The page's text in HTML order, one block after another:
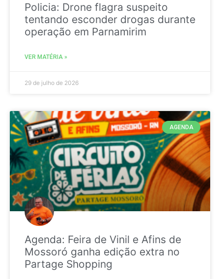
Policia: Drone flagra suspeito
tentando esconder drogas durante
operação em Parnamirim
VER MATÉRIA »
29 de julho de 2026
AGENDA
Agenda: Feira de Vinil e Afins de
Mossoró ganha edição extra no
Partage Shopping